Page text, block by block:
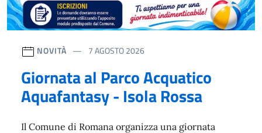
NOVITÀ 7 AGOSTO 2026
Giornata al Parco Acquatico
Aquafantasy - Isola Rossa
Il Comune di Romana organizza una giornata